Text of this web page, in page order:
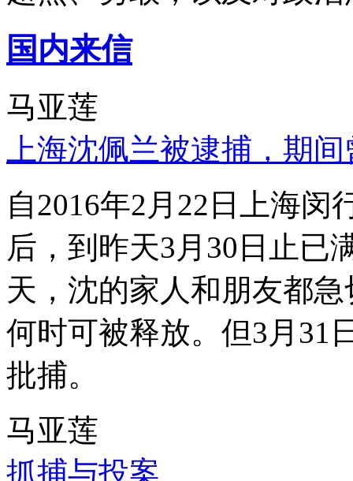
国内来信
马亚莲
上海沈佩兰被逮捕，期
自2016年2月22日上海
后，到昨天3月30日止已
天，沈的家人和朋友都
何时可被释放。但3月31
批捕。
马亚莲
抓捕与投案